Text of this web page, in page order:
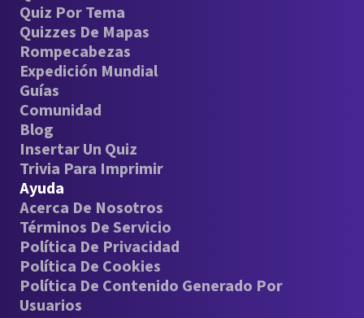
Quiz Por Tema
Quizzes De Mapas
Rompecabezas
Expedición Mundial
Guías
Comunidad
Blog
Insertar Un Quiz
Trivia Para Imprimir
Ayuda
Acerca De Nosotros
Términos De Servicio
Política De Privacidad
Política De Cookies
Política De Contenido Generado Por
Usuarios